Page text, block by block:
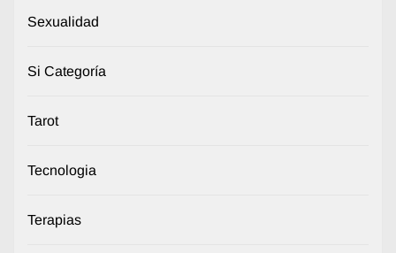
Sexualidad
Si Categoría
Tarot
Tecnologia
Terapias